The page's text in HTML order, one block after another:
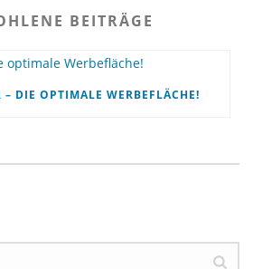
BEITRÄGE
– DIE OPTIMALE WERBEFLÄCHE!